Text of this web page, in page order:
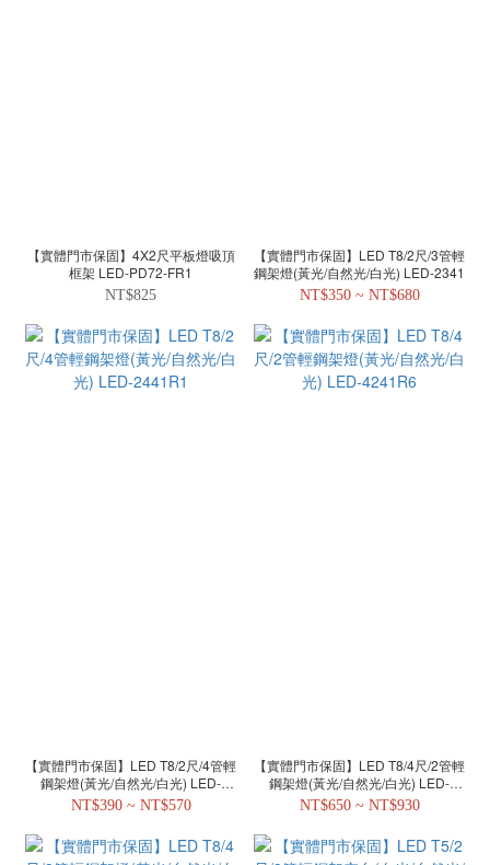
【實體門市保固】4X2尺平板燈吸頂
框架 LED-PD72-FR1
NT$825
【實體門市保固】LED T8/2尺/3管輕
鋼架燈(黃光/自然光/白光) LED-2341
NT$350 ~ NT$680
【實體門市保固】LED T8/2尺/4管輕
鋼架燈(黃光/自然光/白光) LED-
2441R1
NT$390 ~ NT$570
【實體門市保固】LED T8/4尺/2管輕
鋼架燈(黃光/自然光/白光) LED-
4241R6
NT$650 ~ NT$930